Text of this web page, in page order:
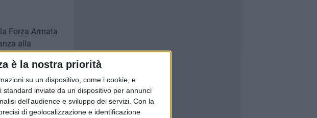
è la nostra priorità
su un dispositivo, come i cookie, e
inviate da un dispositivo per annunci
dell'audience e sviluppo dei servizi. Con la
di geolocalizzazione e identificazione
Forza Armata
alla
28 FOTO